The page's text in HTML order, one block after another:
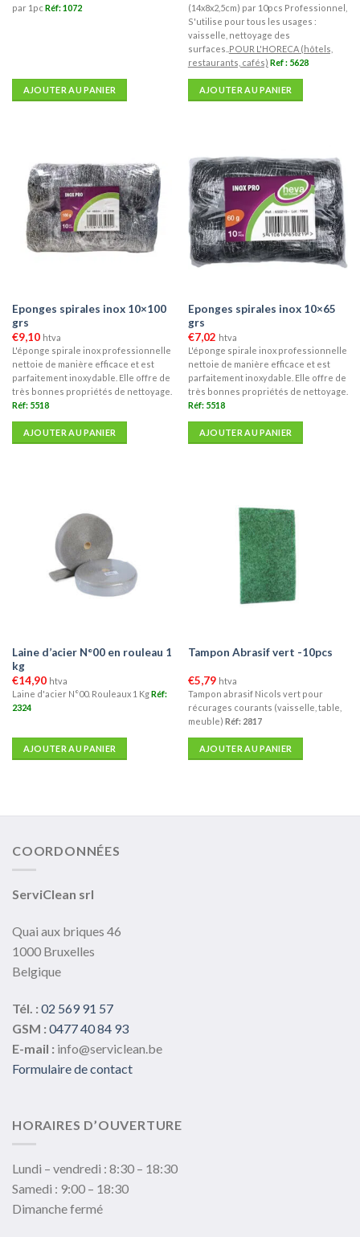
par 1pc Réf: 1072
AJOUTER AU PANIER
(14x8x2,5cm) par 10pcs Professionnel,
S'utilise pour tous les usages :
vaisselle, nettoyage des
surfaces.. POUR L'HORECA (hôtels,
restaurants, cafés) Ref : 5628
AJOUTER AU PANIER
Eponges spirales inox 10×100
grs
€9,10 htva
L'éponge spirale inox professionnelle
nettoie de manière efficace et est
parfaitement inoxydable. Elle offre de
très bonnes propriétés de nettoyage.
Réf: 5518
AJOUTER AU PANIER
Eponges spirales inox 10×65
grs
€7,02 htva
L'éponge spirale inox professionnelle
nettoie de manière efficace et est
parfaitement inoxydable. Elle offre de
très bonnes propriétés de nettoyage.
Réf: 5518
AJOUTER AU PANIER
Laine d’acier N°00 en rouleau 1
kg
€14,90 htva
Laine d'acier N°00. Rouleaux 1 KgRéf:
2324
AJOUTER AU PANIER
Tampon Abrasif vert -10pcs
€5,79 htva
Tampon abrasif Nicols vert pour
récurages courants (vaisselle, table,
meuble) Réf: 2817
AJOUTER AU PANIER
COORDONNÉES
ServiClean srl
Quai aux briques 46
1000 Bruxelles
Belgique
Tél. : 02 569 91 57
GSM : 0477 40 84 93
E-mail : info@serviclean.be
Formulaire de contact
HORAIRES D’OUVERTURE
Lundi – vendredi : 8:30 – 18:30
Samedi : 9:00 – 18:30
Dimanche fermé